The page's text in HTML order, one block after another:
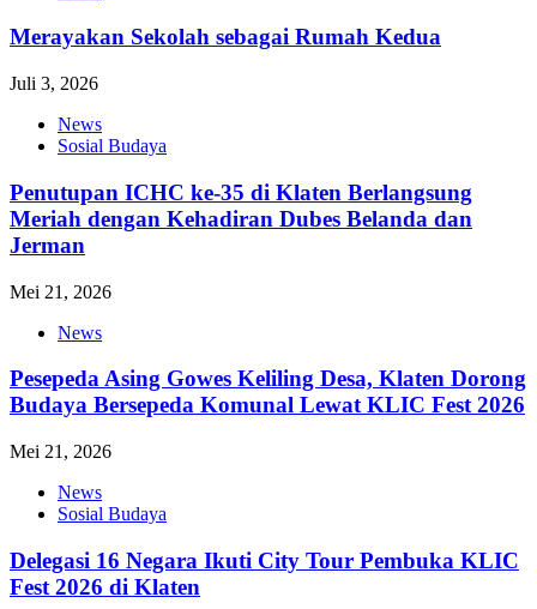
Merayakan Sekolah sebagai Rumah Kedua
Juli 3, 2026
News
Sosial Budaya
Penutupan ICHC ke-35 di Klaten Berlangsung
Meriah dengan Kehadiran Dubes Belanda dan
Jerman
Mei 21, 2026
News
Pesepeda Asing Gowes Keliling Desa, Klaten Dorong
Budaya Bersepeda Komunal Lewat KLIC Fest 2026
Mei 21, 2026
News
Sosial Budaya
Delegasi 16 Negara Ikuti City Tour Pembuka KLIC
Fest 2026 di Klaten